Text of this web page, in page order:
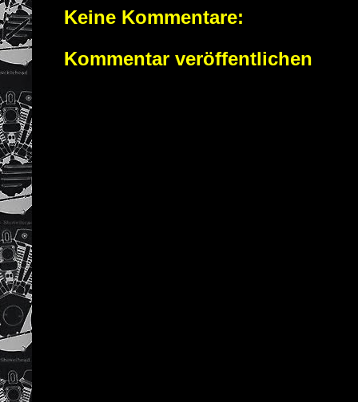
Keine Kommentare:
Kommentar veröffentlichen